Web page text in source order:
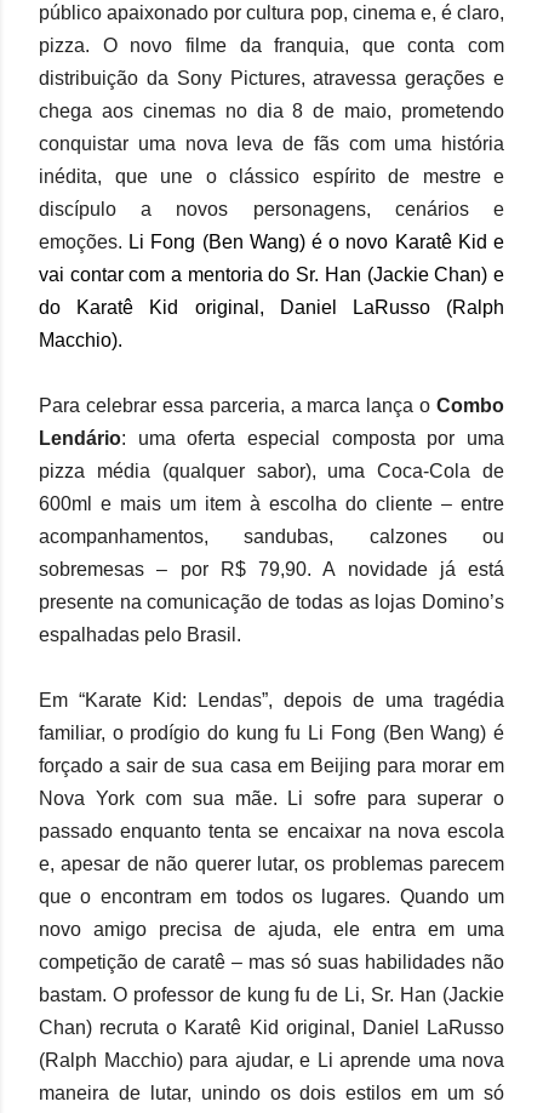
público apaixonado por cultura pop, cinema e, é claro,
pizza. O novo filme da franquia, que conta com
distribuição da Sony Pictures, atravessa gerações e
chega aos cinemas no dia 8 de maio, prometendo
conquistar uma nova leva de fãs com uma história
inédita, que une o clássico espírito de mestre e
discípulo a novos personagens, cenários e
emoções. Li Fong (Ben Wang) é o novo Karatê Kid e
vai contar com a mentoria do Sr. Han (Jackie Chan) e
do Karatê Kid original, Daniel LaRusso (Ralph
Macchio).
Para celebrar essa parceria, a marca lança o Combo
Lendário: uma oferta especial composta por uma
pizza média (qualquer sabor), uma Coca-Cola de
600ml e mais um item à escolha do cliente – entre
acompanhamentos, sandubas, calzones ou
sobremesas – por R$ 79,90. A novidade já está
presente na comunicação de todas as lojas Domino’s
espalhadas pelo Brasil.
Em “Karate Kid: Lendas”, depois de uma tragédia
familiar, o prodígio do kung fu Li Fong (Ben Wang) é
forçado a sair de sua casa em Beijing para morar em
Nova York com sua mãe. Li sofre para superar o
passado enquanto tenta se encaixar na nova escola
e, apesar de não querer lutar, os problemas parecem
que o encontram em todos os lugares. Quando um
novo amigo precisa de ajuda, ele entra em uma
competição de caratê – mas só suas habilidades não
bastam. O professor de kung fu de Li, Sr. Han (Jackie
Chan) recruta o Karatê Kid original, Daniel LaRusso
(Ralph Macchio) para ajudar, e Li aprende uma nova
maneira de lutar, unindo os dois estilos em um só